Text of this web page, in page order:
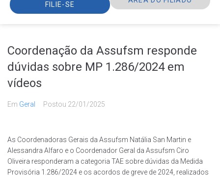
FILIE-SE
Coordenação da Assufsm responde
dúvidas sobre MP 1.286/2024 em
vídeos
Em Geral Postou 22/01/2025
As Coordenadoras Gerais da Assufsm Natália San Martin e
Alessandra Alfaro e o Coordenador Geral da Assufsm Ciro
Oliveira responderam a categoria TAE sobre dúvidas da Medida
Provisória 1.286/2024 e os acordos de greve de 2024, realizados